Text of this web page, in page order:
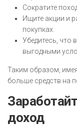
Сократите
Ищите акции и
покупках.
Убедитесь, что
выгодными
Таким образом,
больше средств на
доход